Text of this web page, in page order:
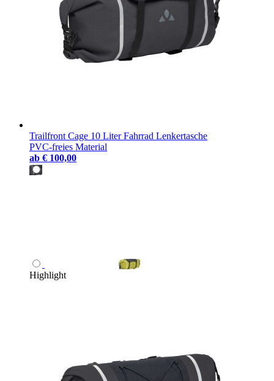
Trailfront Cage 10 Liter Fahrrad Lenkertasche
PVC-freies Material
ab € 100,00
Highlight